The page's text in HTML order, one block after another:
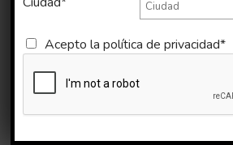
Imágenes Mapa
Acepto lapolítica de privacidad*